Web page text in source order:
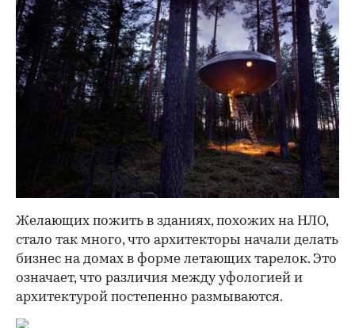
Желающих пожить в зданиях, похожих на НЛО,
стало так много, что архитекторы начали делать
бизнес на домах в форме летающих тарелок. Это
означает, что различия между уфологией и
архитектурой постепенно размываются.